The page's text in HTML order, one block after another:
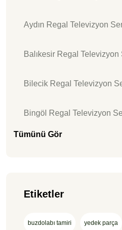
Aydın Regal Televizyon
Balıkesir Regal Televizyon
Bilecik Regal Televizyon
Bingöl Regal Televizyon
Tümünü Gör
Etiketler
buzdolabı tamiri yedek parça